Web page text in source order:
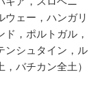
ウェー，ハンガリ
，ポルトガル，
ンシュタイン，ル
バチカン全土）